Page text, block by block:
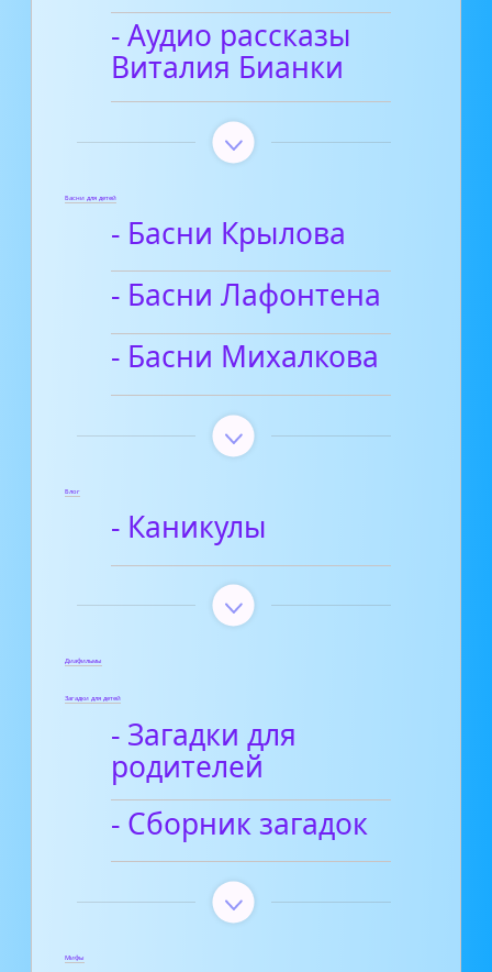
- Аудио рассказы
Виталия Бианки
Басни для детей
- Басни Крылова
- Басни Лафонтена
- Басни Михалкова
Блог
- Каникулы
Диафильмы
Загадки для детей
- Загадки для
родителей
- Сборник загадок
Мифы